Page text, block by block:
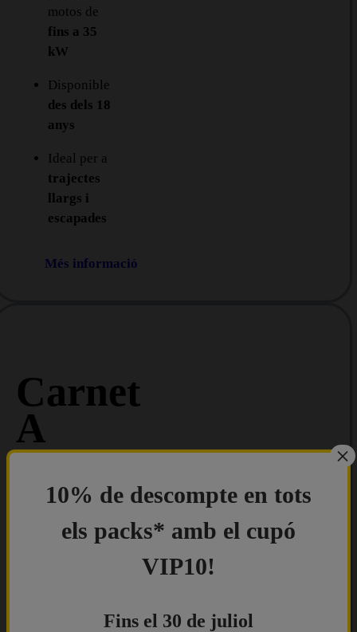
motos de
fins a 35
kW
Disponible
des dels 18
anys
Ideal per a
trajectes
llargs i
escapades
Més informació
Carnet
A
El carnet definitiu
per a motoristes
10% de descompte en tots
els packs* amb el cupó
VIP10!
Fins el 30 de juliol
×